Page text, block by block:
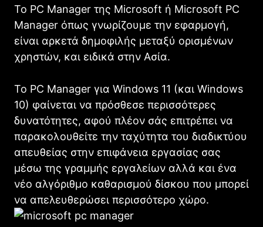
Το PC Manager της Microsoft ή Microsoft PC
Manager όπως γνωρίζουμε την εφαρμογή,
είναι αρκετά δημοφιλής μεταξύ ορισμένων
χρηστών, και ειδικά στην Ασία.
Το PC Manager για Windows 11 (και Windows
10) φαίνεται να πρόσθεσε περισσότερες
δυνατότητες, αφού πλέον σάς επιτρέπει να
παρακολουθείτε την ταχύτητα του διαδικτύου
απευθείας στην επιφάνεια εργασίας σας
μέσω της γραμμής εργαλείων αλλά και ένα
νέο αλγόριθμο καθαρισμού δίσκου που μπορεί
να απελευθερώσει περισσότερο χώρο.